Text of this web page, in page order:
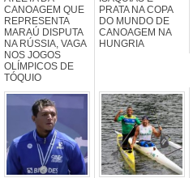
CANOAGEM QUE
REPRESENTA
MARAÚ DISPUTA
NA RÚSSIA, VAGA
NOS JOGOS
OLÍMPICOS DE
TÓQUIO
PRATA NA COPA
DO MUNDO DE
CANOAGEM NA
HUNGRIA